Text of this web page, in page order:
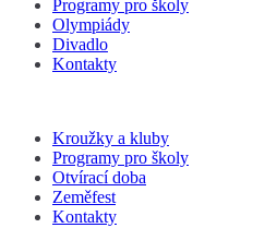
Programy pro školy
Olympiády
Divadlo
Kontakty
Kroužky a kluby
Programy pro školy
Otvírací doba
Zeměfest
Kontakty